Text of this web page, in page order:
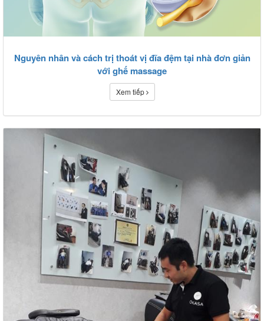
Nguyên nhân và cách trị thoát vị đĩa đệm tại nhà đơn giản
với ghế massage
Xem tiếp